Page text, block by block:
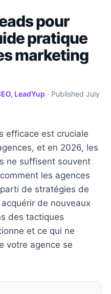
pour
pratique
marketing
LeadYup · Published July
efficace est cruciale
et en 2026, les
ne suffisent souvent
les agences
de stratégies de
de nouveaux
des tactiques
et ce qui ne
votre agence se